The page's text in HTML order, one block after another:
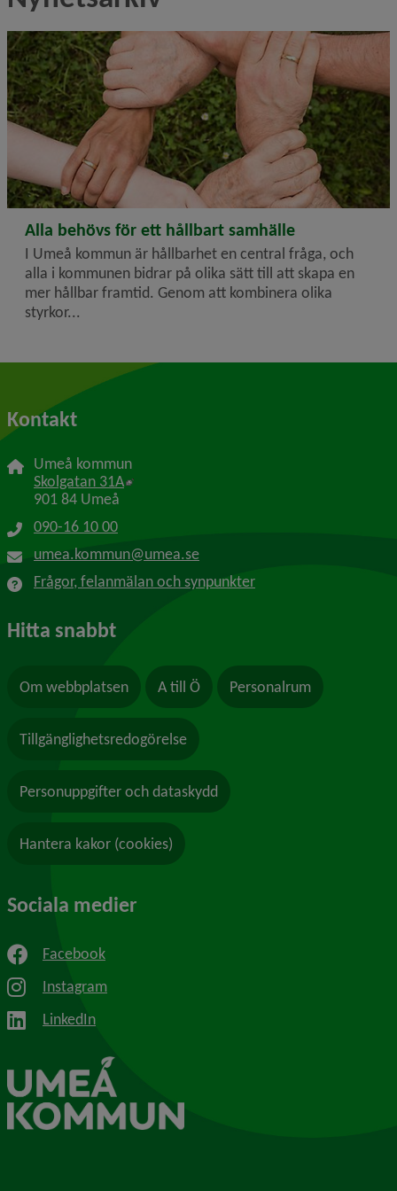
2025-03-05
Alla behövs för ett hållbart samhälle
I Umeå kommun är hållbarhet en central fråga, och
alla i kommunen bidrar på olika sätt till att skapa en
mer hållbar framtid. Genom att kombinera olika
styrkor...
Kontakt
Umeå kommun
Skolgatan 31A Länk till annan webbplats, öppnas i nytt
901 84 Umeå
090-16 10 00
umea.kommun@umea.se
Frågor, felanmälan och synpunkter
Hitta snabbt
Om webbplatsen A till Ö Personalrum
Tillgänglighetsredogörelse
Personuppgifter och dataskydd
Hantera kakor (cookies)
Sociala medier
Facebook
Instagram
LinkedIn